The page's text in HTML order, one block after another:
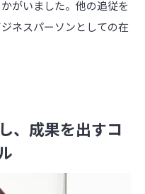
がいました。他の追従を
ネスパーソンとしての在
、成果を出すコ